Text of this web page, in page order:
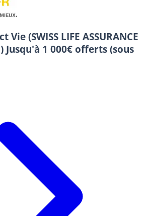
(SWISS LIFE ASSURANCE
Jusqu'à 1 000€ offerts (sous